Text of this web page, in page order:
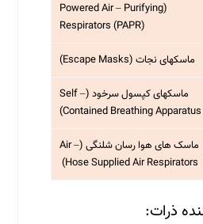
(Powered Air – Purifying
Respirators (PAPR)
ماسکهای نجات (Escape Masks)
ماسکهای کپسول سرخود (Self –
Contained Breathing Apparatus)
ماسک های هوا رسان شلنگی (Air –
Hose Supplied Air Respirators)
ذرات: